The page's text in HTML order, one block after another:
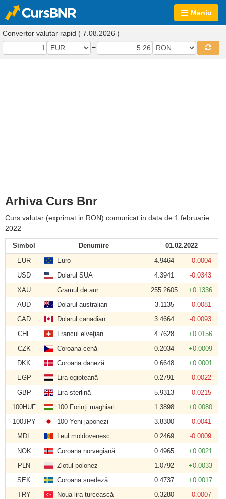
Meniu
Convertor valutar rapid ( 7.08.2026 )
=
Arhiva Curs Bnr
Curs valutar (exprimat in RON) comunicat in data de 1 februarie
2022
Simbol Denumire
01.02.2022
EUR
Euro 4.9464
-0.0004
USD
Dolarul SUA 4.3941
-0.0343
XAU
Gramul de aur 255.2605
+0.1336
AUD
Dolarul australian 3.1135
-0.0081
CAD
Dolarul canadian 3.4664
-0.0093
CHF
Francul elveţian 4.7628
+0.0156
CZK
Coroana cehă 0.2034
+0.0009
DKK
Coroana daneză 0.6648
+0.0001
EGP
Lira egipteană 0.2791
-0.0022
GBP
Lira sterlină 5.9313
-0.0215
100HUF
100 Forinți maghiari 1.3898
+0.0080
100JPY
100 Yeni japonezi 3.8300
-0.0041
MDL
Leul moldovenesc 0.2469
-0.0009
NOK
Coroana norvegiană 0.4965
+0.0021
PLN
Zlotul polonez 1.0792
+0.0033
SEK
Coroana suedeză 0.4737
+0.0017
TRY
Noua lira turcească 0.3280
-0.0007